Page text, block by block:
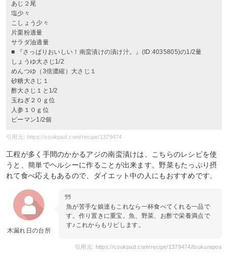
あじ２尾
塩少々
こしょう少々
片栗粉適量
サラダ油適量
■ 『さっぱりおいしい！南蛮漬けの漬け汁。』(ID:4035805)の1/2量
しょうゆ大さじ1/2
めんつゆ（3倍濃縮）大さじ１
砂糖大さじ１
酢大さじ１と1/2
玉ねぎ２０ｇ位
人参１０ｇ位
ピーマン1/2個
引用元: https://cookpad.com/recipe/1379474
工程が多く手間のかかるアジの南蛮漬けは、こちらのレシピを使
うと、簡単でヘルシーに作ることが出来ます。野菜もたっぷり摂
れて食べ応えもあるので、ダイエット中の人にもおすすめです。
木漏れ日の台所
魚が苦手な娘達もこれなら一杯食べてくれる一品で
す。作り置きに重宝。魚、野菜、お酢で栄養満点で
す♪これからもリピします。
引用元: https://cookpad.com/recipe/1379474/tsukurepos